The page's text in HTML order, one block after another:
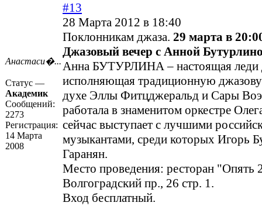
Анастаси�...
Статус —
Академик
Сообщений:
2273
Регистрация:
14 Марта
2008
#13
28 Марта 2012 в 18:40
Поклонникам джаза. 29 марта в
Джазовый вечер с Анной
Анна БУТУРЛИНА – настоящая леди
исполняющая традиционную
духе Эллы Фитцджеральд и Сары
работала в знаменитом оркестре
сейчас выступает с лучшими
музыкантами, среди которых Игорь
Гаранян.
Место проведения: ресторан "Опять
Волгоградский пр., 26 стр. 1.
Вход бесплатный.